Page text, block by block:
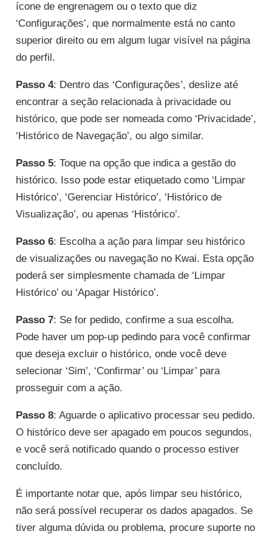
ícone de engrenagem ou o texto que diz
‘Configurações’, que normalmente está no canto
superior direito ou em algum lugar visível na página
do perfil.
Passo 4: Dentro das ‘Configurações’, deslize até
encontrar a seção relacionada à privacidade ou
histórico, que pode ser nomeada como ‘Privacidade’,
‘Histórico de Navegação’, ou algo similar.
Passo 5: Toque na opção que indica a gestão do
histórico. Isso pode estar etiquetado como ‘Limpar
Histórico’, ‘Gerenciar Histórico’, ‘Histórico de
Visualização’, ou apenas ‘Histórico’.
Passo 6: Escolha a ação para limpar seu histórico
de visualizações ou navegação no Kwai. Esta opção
poderá ser simplesmente chamada de ‘Limpar
Histórico’ ou ‘Apagar Histórico’.
Passo 7: Se for pedido, confirme a sua escolha.
Pode haver um pop-up pedindo para você confirmar
que deseja excluir o histórico, onde você deve
selecionar ‘Sim’, ‘Confirmar’ ou ‘Limpar’ para
prosseguir com a ação.
Passo 8: Aguarde o aplicativo processar seu pedido.
O histórico deve ser apagado em poucos segundos,
e você será notificado quando o processo estiver
concluído.
É importante notar que, após limpar seu histórico,
não será possível recuperar os dados apagados. Se
tiver alguma dúvida ou problema, procure suporte no